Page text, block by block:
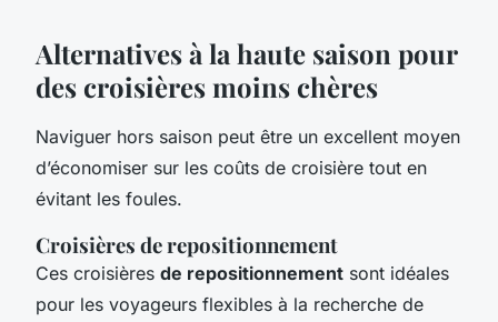
Alternatives à la haute saison pour
des croisières moins chères
Naviguer hors saison peut être un excellent moyen
d’économiser sur les coûts de croisière tout en
évitant les foules.
Croisières de repositionnement
Ces croisières de repositionnement sont idéales
pour les voyageurs flexibles à la recherche de